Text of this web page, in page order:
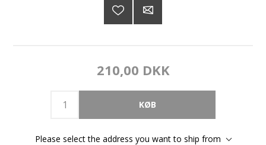
210,00 DKK
Please select the address you want to ship from